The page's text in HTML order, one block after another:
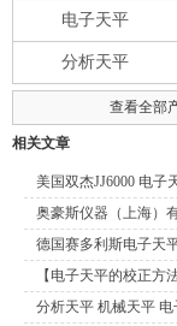
电子天平
分析天平
查看全部
相关文章
美国双杰JJ6000 电子
分析天平
奥豪斯仪器（上海）
德国赛多利斯电子天
【电子天平的校正方
作流程介绍
分析天平 机械天平